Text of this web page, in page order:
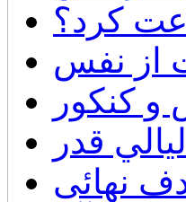
کرد؟
از نفس
كنكور
قدر
نهائی